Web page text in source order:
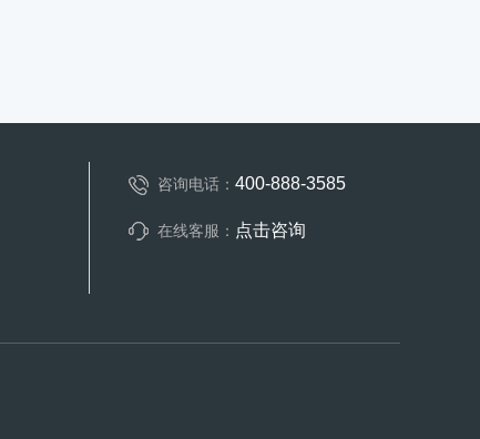
咨询电话： 400-888-3585
在线客服： 点击咨询